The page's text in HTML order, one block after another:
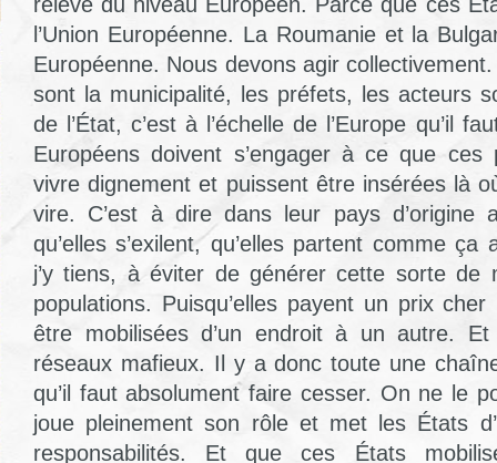
l’Union Européenne. La Roumanie et la
Européenne. Nous devons agir collectivement.
sont la municipalité, les préfets, les acteurs
de l’État, c’est à l’échelle de l’Europe qu’il
Européens doivent s’engager à ce que ces
vivre dignement et puissent être insérées là
vire. C’est à dire dans leur pays d’origine
qu’elles s’exilent, qu’elles partent comme
j’y tiens, à éviter de générer cette sorte de
populations. Puisqu’elles payent un prix
être mobilisées d’un endroit à un autre.
réseaux mafieux. Il y a donc toute une
qu’il faut absolument faire cesser. On ne le
joue pleinement son rôle et met les États
responsabilités. Et que ces États